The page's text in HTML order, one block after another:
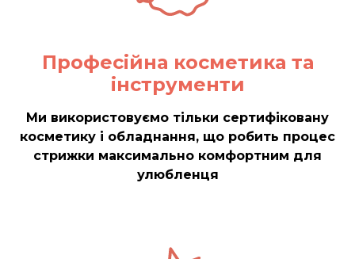
Професійна косметика та
інструменти
Ми використовуємо тільки сертифіковану
косметику і обладнання, що робить процес
стрижки максимально комфортним для
улюбленця